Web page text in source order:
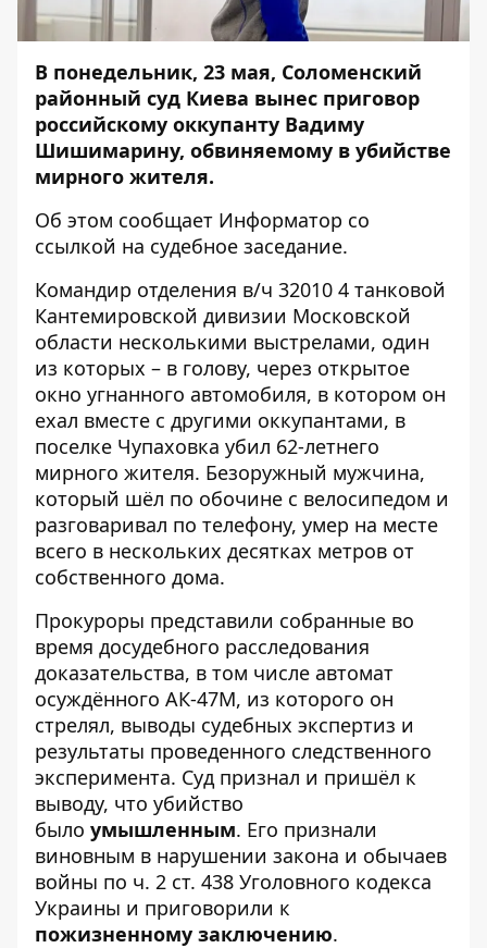
В понедельник, 23 мая, Соломенский
районный суд Киева вынес приговор
российскому оккупанту Вадиму
Шишимарину, обвиняемому в убийстве
мирного жителя.
Об этом сообщает Информатор со
ссылкой на судебное заседание.
Командир отделения в/ч 32010 4 танковой
Кантемировской дивизии Московской
области несколькими выстрелами, один
из которых – в голову, через открытое
окно угнанного автомобиля, в котором он
ехал вместе с другими оккупантами, в
поселке Чупаховка убил 62-летнего
мирного жителя. Безоружный мужчина,
который шёл по обочине с велосипедом и
разговаривал по телефону, умер на месте
всего в нескольких десятках метров от
собственного дома.
Прокуроры представили собранные во
время досудебного расследования
доказательства, в том числе автомат
осуждённого АК-47М, из которого он
стрелял, выводы судебных экспертиз и
результаты проведенного следственного
эксперимента. Суд признал и пришёл к
выводу, что убийство
было умышленным. Его признали
виновным в нарушении закона и обычаев
войны по ч. 2 ст. 438 Уголовного кодекса
Украины и приговорили к
пожизненному заключению.